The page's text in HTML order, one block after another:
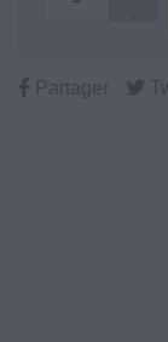
Partager